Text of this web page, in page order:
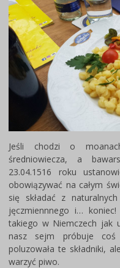
Jeśli chodzi o
średniowiecza, a
23.04.1516 roku
obowiązywać na całym
się składać z
jęczmiennnego i…
takiego w Niemczech jak
nasz sejm próbuje
poluzowała te składniki,
warzyć piwo.